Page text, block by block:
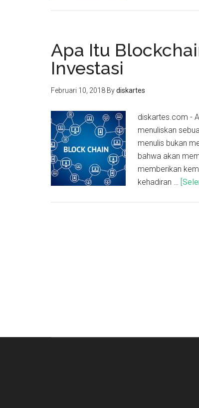
Apa Itu
Investasi
Februari 10, 2018 Bydiskartes
diskartes.com -
menuliskan
menulis bukan
bahwa akan
memberikan
kehadiran …